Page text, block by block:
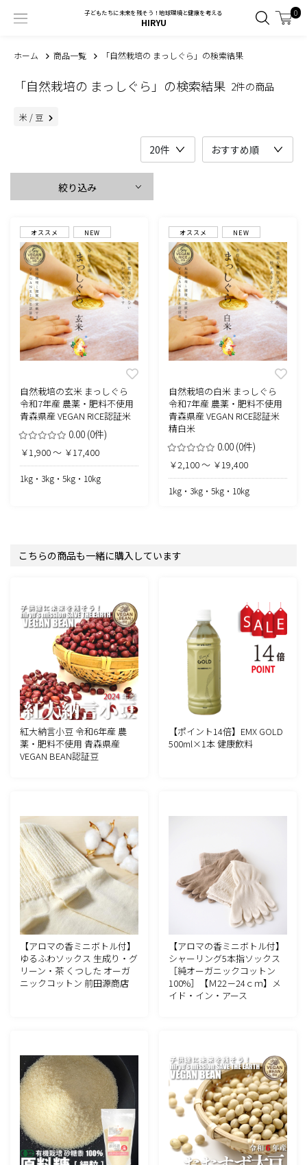
子どもたちに未来を残そう！地球環境と健康を考える
HIRYU
0
ホーム 商品一覧 「自然栽培の まっしぐら」の検索結果
「自然栽培の まっしぐら」の検索結果 2件の商品
米 / 豆
絞り込み
オススメ NEW
自然栽培の玄米 まっしぐら
令和7年産 農薬・肥料不使用
青森県産 VEGAN RICE認証米
0.00 (0件)
￥1,900 ～ ￥17,400
1kg・3kg・5kg・10kg
オススメ NEW
自然栽培の白米 まっしぐら
令和7年産 農薬・肥料不使用
青森県産 VEGAN RICE認証米
精白米
0.00 (0件)
￥2,100 ～ ￥19,400
1kg・3kg・5kg・10kg
こちらの商品も一緒に購入しています
紅大納言小豆 令和6年産 農
薬・肥料不使用 青森県産
VEGAN BEAN認証豆
【ポイント14倍】EMX GOLD
500ml×1本 健康飲料
【アロマの香ミニボトル付】
ゆるふわソックス 生成り・グ
リーン・茶 くつした オーガ
ニックコットン 前田源商店
【アロマの香ミニボトル付】
シャーリング5本指ソックス
［純オーガニックコットン
100%］【Ｍ22－24ｃｍ】メ
イド・イン・アース